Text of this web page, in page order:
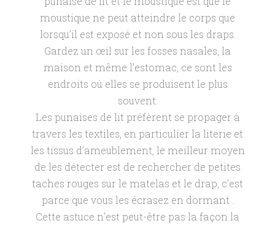
moustique ne peut atteindre le corps que
lorsqu’il est exposé et non sous les draps.
Gardez un œil sur les fosses nasales, la
maison et même l’estomac, ce sont les
endroits où elles se produisent le plus
souvent.
Les punaises de lit préfèrent se propager à
travers les textiles, en particulier la literie et
les tissus d’ameublement, le meilleur moyen
de les détecter est de rechercher de petites
taches rouges sur le matelas et le drap, c’est
parce que vous les écrasez en dormant .
Cette astuce n’est peut-être pas la façon la